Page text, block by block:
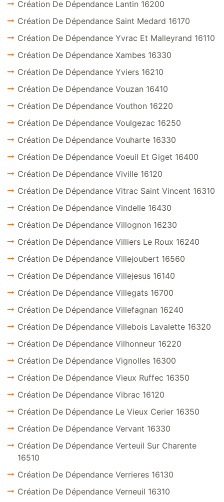
Création De Dépendance Lantin 16200
Création De Dépendance Saint Medard 16170
Création De Dépendance Yvrac Et Malleyrand 16110
Création De Dépendance Xambes 16330
Création De Dépendance Yviers 16210
Création De Dépendance Vouzan 16410
Création De Dépendance Vouthon 16220
Création De Dépendance Voulgezac 16250
Création De Dépendance Vouharte 16330
Création De Dépendance Voeuil Et Giget 16400
Création De Dépendance Viville 16120
Création De Dépendance Vitrac Saint Vincent 16310
Création De Dépendance Vindelle 16430
Création De Dépendance Villognon 16230
Création De Dépendance Villiers Le Roux 16240
Création De Dépendance Villejoubert 16560
Création De Dépendance Villejesus 16140
Création De Dépendance Villegats 16700
Création De Dépendance Villefagnan 16240
Création De Dépendance Villebois Lavalette 16320
Création De Dépendance Vilhonneur 16220
Création De Dépendance Vignolles 16300
Création De Dépendance Vieux Ruffec 16350
Création De Dépendance Vibrac 16120
Création De Dépendance Le Vieux Cerier 16350
Création De Dépendance Vervant 16330
Création De Dépendance Verteuil Sur Charente
16510
Création De Dépendance Verrieres 16130
Création De Dépendance Verneuil 16310